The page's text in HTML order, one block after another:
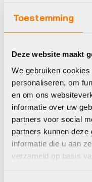
Toestemming
Deze website maakt
We gebruiken
personaliseren, om
en om ons
informatie over uw
partners voor social
partners kunnen deze
informatie die u aan
verzameld op basis
Computers
en onderdelen
Closethegap
COMPD CTG
REGULAR3 PRO
HOUDER ZW
€45,00
Op voorraad in winkel